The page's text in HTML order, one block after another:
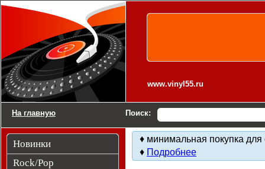
www.vinyl55.ru
На главную Поиск:
Новинки
Rock/Pop
♦ минимальная покупка для
♦ Подробнее